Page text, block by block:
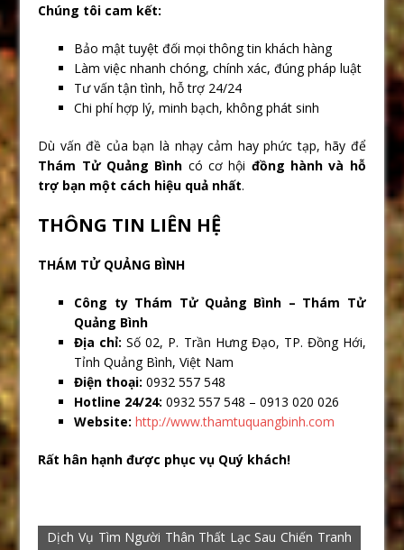
Chúng tôi cam kết:
Bảo mật tuyệt đối mọi thông tin khách hàng
Làm việc nhanh chóng, chính xác, đúng pháp luật
Tư vấn tận tình, hỗ trợ 24/24
Chi phí hợp lý, minh bạch, không phát sinh
Dù vấn đề của bạn là nhạy cảm hay phức tạp, hãy để
Thám Tử Quảng Bình có cơ hội đồng hành và hỗ
trợ bạn một cách hiệu quả nhất.
THÔNG TIN LIÊN HỆ
THÁM TỬ QUẢNG BÌNH
Công ty Thám Tử Quảng Bình – Thám Tử
Quảng Bình
Địa chỉ: Số 02, P. Trần Hưng Đạo, TP. Đồng Hới,
Tỉnh Quảng Bình, Việt Nam
Điện thoại: 0932 557 548
Hotline 24/24: 0932 557 548 – 0913 020 026
Website: http://www.thamtuquangbinh.com
Rất hân hạnh được phục vụ Quý khách!
Dịch Vụ Tìm Người Thân Thất Lạc Sau Chiến Tranh